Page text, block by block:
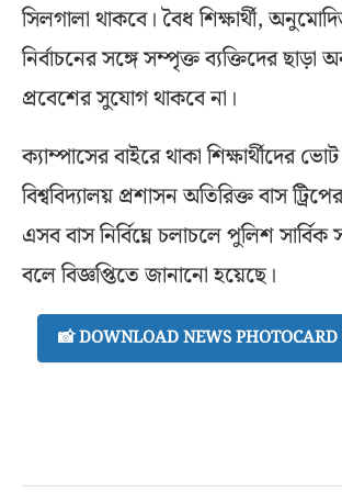
সিলগালা থাকবে। বৈধ শিক্ষার্থী,
নির্বাচনের সঙ্গে সম্পৃক্ত ব্যক্তিদের ছাড়া
প্রবেশের সুযোগ থাকবে না।
ক্যাম্পাসের বাইরে থাকা শিক্ষার্থীদের
বিশ্ববিদ্যালয় প্রশাসন অতিরিক্ত বাস
এসব বাস নির্বিঘ্নে চলাচলে পুলিশ
বলে বিজ্ঞপ্তিতে জানানো হয়েছে।
📸 DOWNLOAD NEWS